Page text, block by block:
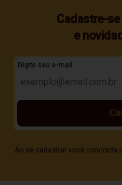
Cadastre-
e
Digite seu e-mail
Ao se cadastrar você concorda